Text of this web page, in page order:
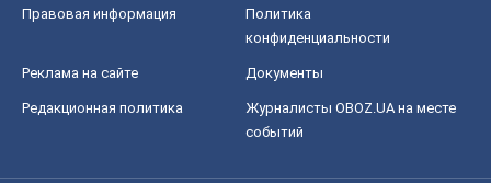
Правовая информация
Политика
конфиденциальности
Реклама на сайте Документы
Редакционная политика
Журналисты OBOZ.UA на месте
событий